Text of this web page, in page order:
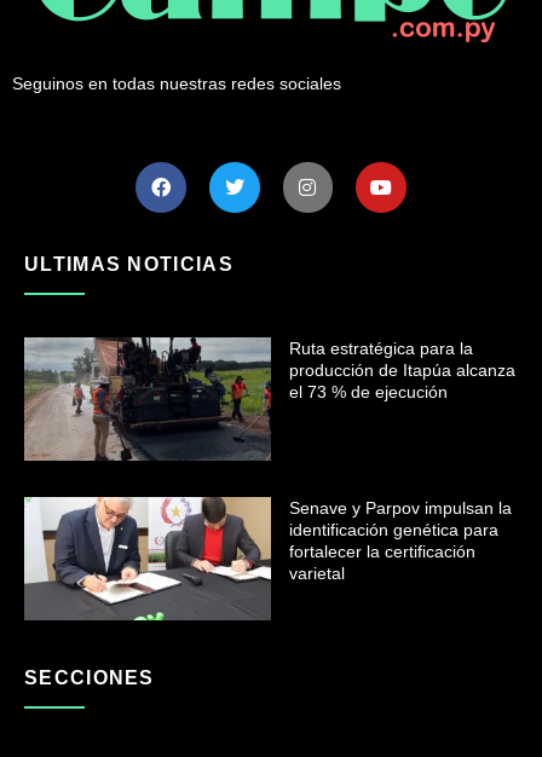
Seguinos en todas nuestras redes sociales
ULTIMAS NOTICIAS
Ruta estratégica para la
producción de Itapúa alcanza
el 73 % de ejecución
Senave y Parpov impulsan la
identificación genética para
fortalecer la certificación
varietal
SECCIONES